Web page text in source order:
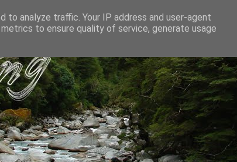
analyze traffic. Your IP address and user-agent
to ensure quality of service, generate usage